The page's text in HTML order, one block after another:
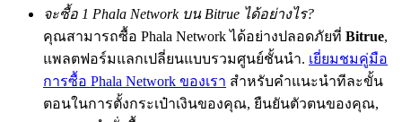
New Listing Futures Fest
Trade New Futures, Win 200,000 USDT
จะซื้อ 1 Phala Network บน Bitrue ได้อย่างไร?
คุณสามารถซื้อ Phala Network ได้อย่างปลอดภัยที่ Bitrue,
แพลตฟอร์มแลกเปลี่ยนแบบรวมศูนย์ชั้นนำ. เยี่ยมชมคู่มือ
การซื้อ Phala Network ของเรา สำหรับคำแนะนำทีละขั้น
ตอนในการตั้งกระเป๋าเงินของคุณ, ยืนยันตัวตนของคุณ,